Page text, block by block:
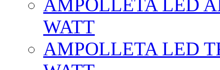
AMPOLLETA LED
WATT
AMPOLLETA LED